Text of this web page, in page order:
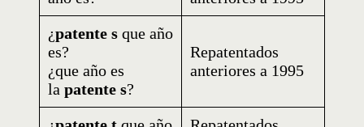
¿patente s que año
es?
¿que año es
la patente s?
Repatentados
anteriores a 1995